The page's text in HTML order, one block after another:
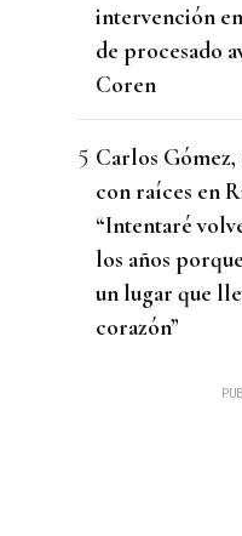
intervención
de procesado
Coren
Carlos
con raíces en
“Intentaré
los años
un lugar que
corazón”